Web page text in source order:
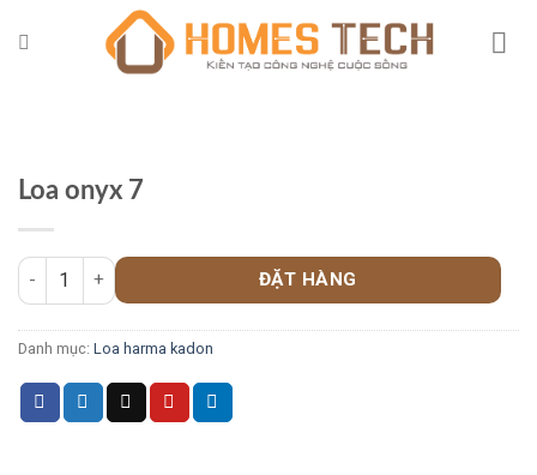
đến
Loa onyx 7
ĐẶT HÀNG
Danh mục: Loa harma kadon